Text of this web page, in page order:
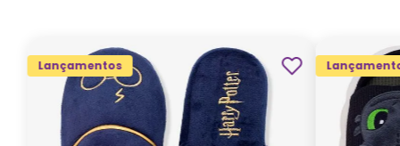
Lançamentos